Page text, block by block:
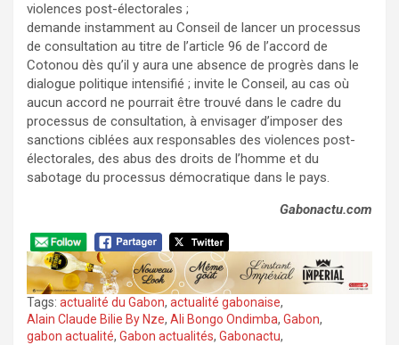
violences post-électorales ;
demande instamment au Conseil de lancer un processus
de consultation au titre de l’article 96 de l’accord de
Cotonou dès qu’il y aura une absence de progrès dans le
dialogue politique intensifié ; invite le Conseil, au cas où
aucun accord ne pourrait être trouvé dans le cadre du
processus de consultation, à envisager d’imposer des
sanctions ciblées aux responsables des violences post-
électorales, des abus des droits de l’homme et du
sabotage du processus démocratique dans le pays.
Gabonactu.com
Tags: actualité du Gabon, actualité gabonaise,
Alain Claude Bilie By Nze, Ali Bongo Ondimba, Gabon,
gabon actualité, Gabon actualités, Gabonactu,